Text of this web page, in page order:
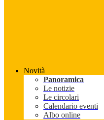
Novità
Panoramica
Le notizie
Le circolari
Calendario eventi
Albo online